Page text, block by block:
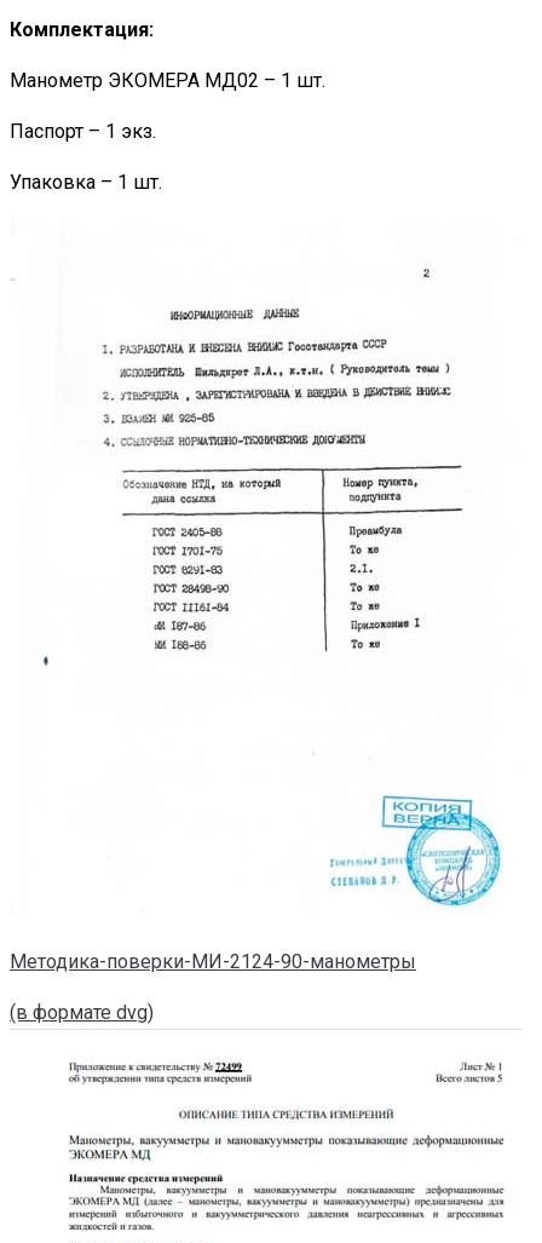
Комплектация:
Манометр ЭКОМЕРА МД02 – 1 шт.
Паспорт – 1 экз.
Упаковка – 1 шт.
Методика-поверки-МИ-2124-90-манометры
(в формате dvg)